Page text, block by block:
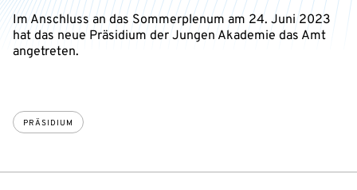
Im Anschluss an das Sommerplenum am 24. Juni 2023
hat das neue Präsidium der Jungen Akademie das Amt
angetreten.
PRÄSIDIUM